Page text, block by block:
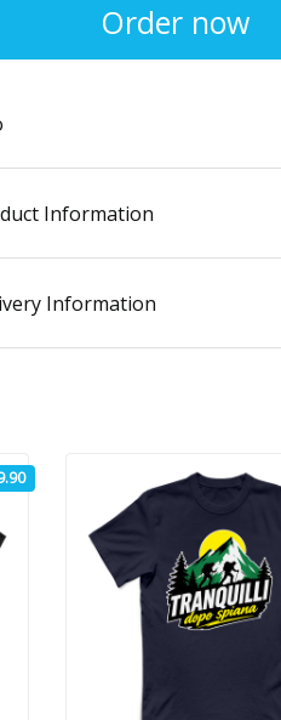
Order now
Information
Information